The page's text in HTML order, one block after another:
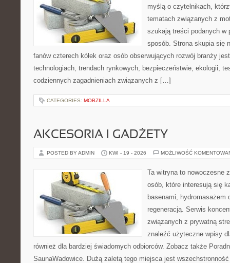
myślą o czytelnikach,
tematach związanych z
szukają treści podanych w
sposób. Strona skupia się
fanów czterech kółek oraz osób obserwujących rozwój branży
technologiach, trendach rynkowych, bezpieczeństwie, ekologii,
codziennych zagadnieniach związanych z […]
CATEGORIES: MOBZILLA
AKCESORIA I GADŻETY
POSTED BY ADMIN KWI - 19 - 2026 MOŻLIWOŚĆ
Ta witryna to nowoczesne
osób, które interesują się
basenami, hydromasażem
regeneracją. Serwis
związanych z prywatną
znaleźć użyteczne wpisy
również dla bardziej świadomych odbiorców. Zobacz także
SaunaWadowice. Dużą zaletą tego miejsca jest